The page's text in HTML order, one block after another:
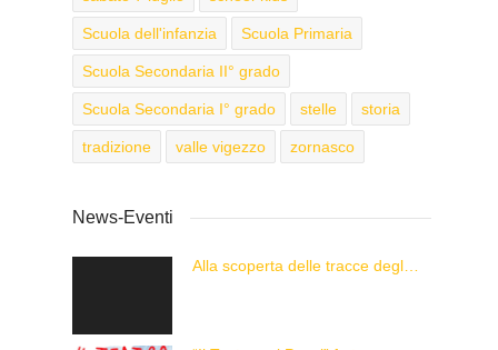
Scuola dell'infanzia Scuola Primaria
Scuola Secondaria II° grado
Scuola Secondaria I° grado stelle storia
tradizione valle vigezzo zornasco
News-Eventi
Alla scoperta delle tracce degli animali delle Alpi con “Caccia alla Traccia!”